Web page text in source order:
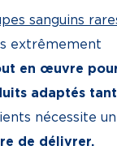
sanguins
extrêmement
en œuvre
adaptés tant
nécessite
de délivrer.